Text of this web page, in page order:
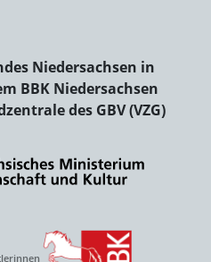
Niedersachsen in
BBK Niedersachsen
des GBV (VZG)